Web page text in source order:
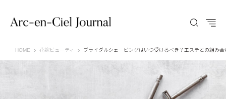
HOME Arc-en-Ciel Journal（アルカンシエル ジャーナル）
花嫁ビューティ ブライダルシェービングはいつ受けるべき？エステとの組み